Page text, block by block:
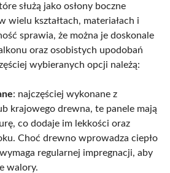
służą jako osłony boczne
wielu kształtach, materiałach i
sprawia, że można je doskonale
oraz osobistych upodobań
wybieranych opcji należą:
: najczęściej wykonane z
krajowego drewna, te panele mają
co dodaje im lekkości oraz
Choć drewno wprowadza ciepło
regularnej impregnacji, aby
walory.